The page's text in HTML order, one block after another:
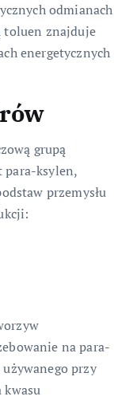
odmianach
toluen znajduje
energetycznych
grupą
para-ksylen,
przemysłu
na para-
przy